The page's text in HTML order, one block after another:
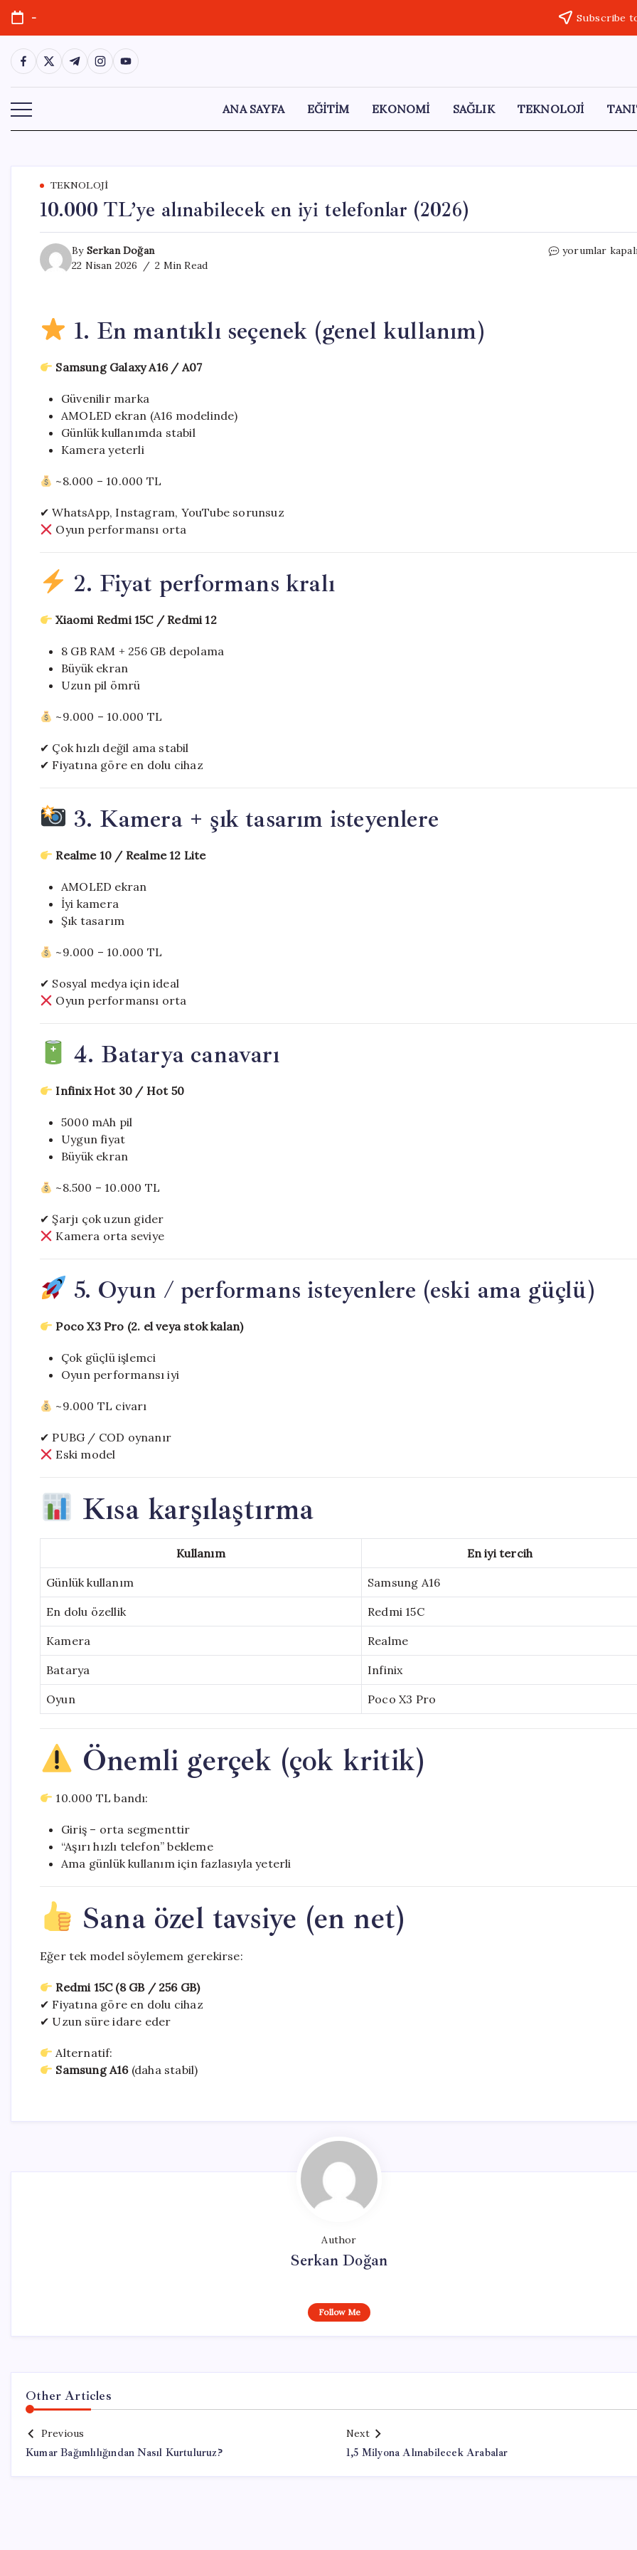
Skip
content
- Subscribe
https://www.facebook.com/
https://twitter.com/
https://t.me/
https://www.instagram.com/
https://youtube.com/
ANA SAYFA EĞİTİM EKONOMİ SAĞLIK TEKNOLOJİ
TEKNOLOJI
10.000 TL’ye alınabilecek en iyi telefonlar (2026)
By Serkan Doğan
22 Nisan 2026
2 Min Read
10.000
yorumlar
1. En mantıklı seçenek (genel kullanım)
Samsung Galaxy A16 / A07
Güvenilir marka
AMOLED ekran (A16 modelinde)
Günlük kullanımda stabil
Kamera yeterli
~8.000 – 10.000 TL
✔ WhatsApp, Instagram, YouTube sorunsuz
Oyun performansı orta
2. Fiyat performans kralı
Xiaomi Redmi 15C / Redmi 12
8 GB RAM + 256 GB depolama
Büyük ekran
Uzun pil ömrü
~9.000 – 10.000 TL
✔ Çok hızlı değil ama stabil
✔ Fiyatına göre en dolu cihaz
3. Kamera + şık tasarım isteyenlere
Realme 10 / Realme 12 Lite
AMOLED ekran
İyi kamera
Şık tasarım
~9.000 – 10.000 TL
✔ Sosyal medya için ideal
Oyun performansı orta
4. Batarya canavarı
Infinix Hot 30 / Hot 50
5000 mAh pil
Uygun fiyat
Büyük ekran
~8.500 – 10.000 TL
✔ Şarjı çok uzun gider
Kamera orta seviye
5. Oyun / performans isteyenlere (eski ama güçlü)
Poco X3 Pro (2. el veya stok kalan)
Çok güçlü işlemci
Oyun performansı iyi
~9.000 TL civarı
✔ PUBG / COD oynanır
Eski model
Kısa karşılaştırma
Kullanım En iyi tercih
Günlük kullanım Samsung A16
En dolu özellik Redmi 15C
Kamera Realme
Batarya Infinix
Oyun Poco X3 Pro
Önemli gerçek (çok kritik)
10.000 TL bandı:
Giriş – orta segmenttir
“Aşırı hızlı telefon” bekleme
Ama günlük kullanım için fazlasıyla yeterli
Sana özel tavsiye (en net)
Eğer tek model söylemem gerekirse:
Redmi 15C (8 GB / 256 GB)
✔ Fiyatına göre en dolu cihaz
✔ Uzun süre idare eder
Alternatif:
Samsung A16(daha stabil)
Author
Serkan Doğan
Follow Me
Other Articles
Previous
Kumar Bağımlılığından Nasıl Kurtuluruz?
Next
1,5 Milyona Alınabilecek Arabalar